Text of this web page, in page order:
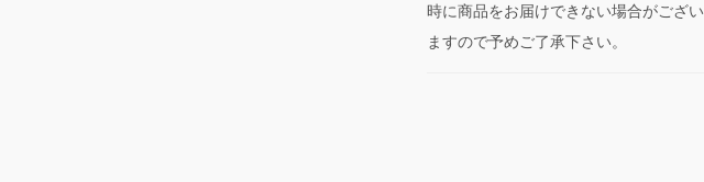
時に商品をお届けできない場合がござい
ますので予めご了承下さい。